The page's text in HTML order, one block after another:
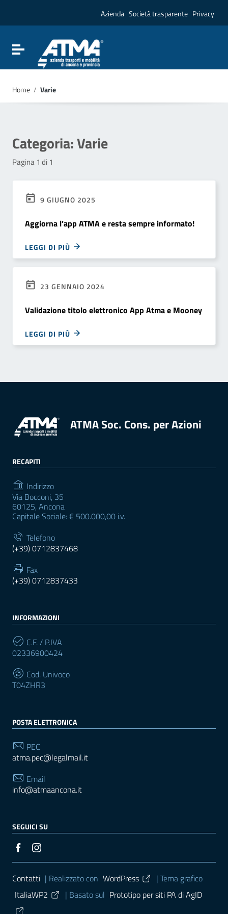
Vai al menu di navigazione
Vai al footer
Azienda Società trasparente Privacy
Attiva / disattiva la navigazione
Home / Varie
Categoria:Varie
Pagina 1 di 1
9 GIUGNO 2025
Aggiorna l’app ATMA e resta sempre informato!
LEGGI DI PIÙ
23 GENNAIO 2024
Validazione titolo elettronico App Atma e Mooney
LEGGI DI PIÙ
ATMA Soc. Cons. per Azioni
RECAPITI
Indirizzo
Via Bocconi, 35
60125, Ancona
Capitale Sociale: € 500.000,00 i.v.
Telefono
(+39) 0712837468
Fax
(+39) 0712837433
INFORMAZIONI
C.F. / P.IVA
02336900424
Cod. Univoco
T04ZHR3
POSTA ELETTRONICA
PEC
atma.pec@legalmail.it
Email
info@atmaancona.it
SEGUICI SU
Sezione Link Utili
Contatti | Realizzato con WordPress | Tema grafico
ItaliaWP2
| Basato sul Prototipo per siti PA di AgID